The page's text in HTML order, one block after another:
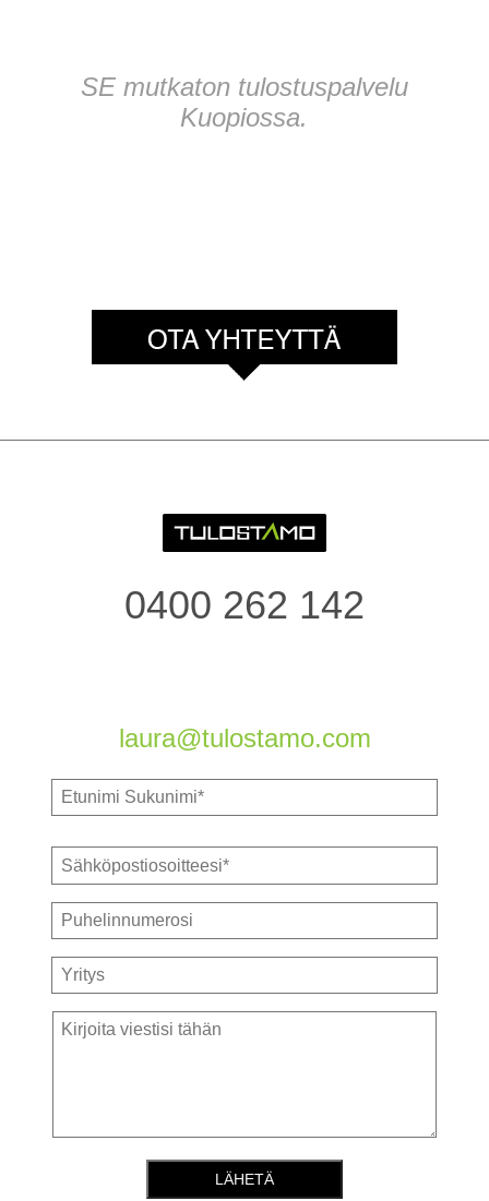
SE mutkaton tulostuspalvelu
Kuopiossa.
0400 262 142
laura@tulostamo.com